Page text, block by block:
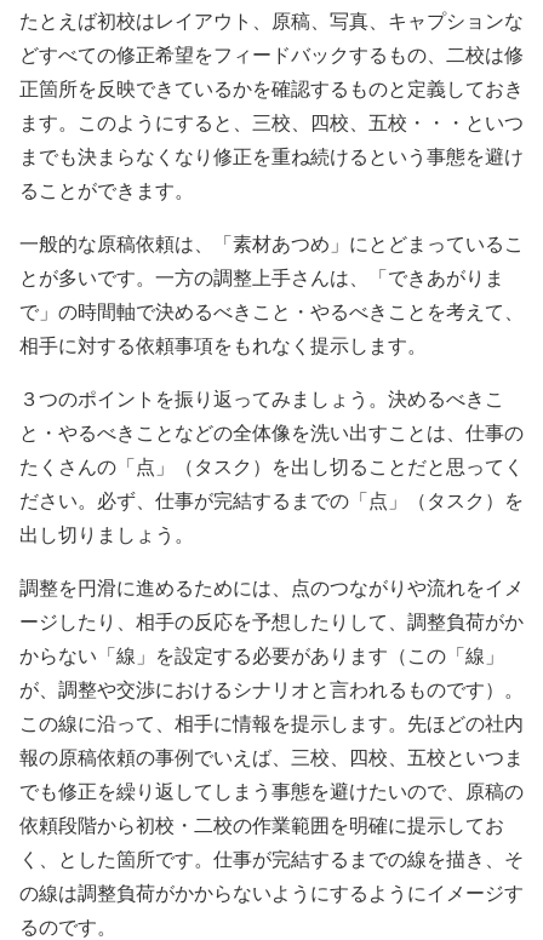
たとえば初校はレイアウト、原稿、写真、キャプションな
どすべての修正希望をフィードバックするもの、二校は修
正箇所を反映できているかを確認するものと定義しておき
ます。このようにすると、三校、四校、五校・・・といつ
までも決まらなくなり修正を重ね続けるという事態を避け
ることができます。
一般的な原稿依頼は、「素材あつめ」にとどまっているこ
とが多いです。一方の調整上手さんは、「できあがりま
で」の時間軸で決めるべきこと・やるべきことを考えて、
相手に対する依頼事項をもれなく提示します。
３つのポイントを振り返ってみましょう。決めるべきこ
と・やるべきことなどの全体像を洗い出すことは、仕事の
たくさんの「点」（タスク）を出し切ることだと思ってく
ださい。必ず、仕事が完結するまでの「点」（タスク）を
出し切りましょう。
調整を円滑に進めるためには、点のつながりや流れをイメ
ージしたり、相手の反応を予想したりして、調整負荷がか
からない「線」を設定する必要があります（この「線」
が、調整や交渉におけるシナリオと言われるものです）。
この線に沿って、相手に情報を提示します。先ほどの社内
報の原稿依頼の事例でいえば、三校、四校、五校といつま
でも修正を繰り返してしまう事態を避けたいので、原稿の
依頼段階から初校・二校の作業範囲を明確に提示してお
く、とした箇所です。仕事が完結するまでの線を描き、そ
の線は調整負荷がかからないようにするようにイメージす
るのです。